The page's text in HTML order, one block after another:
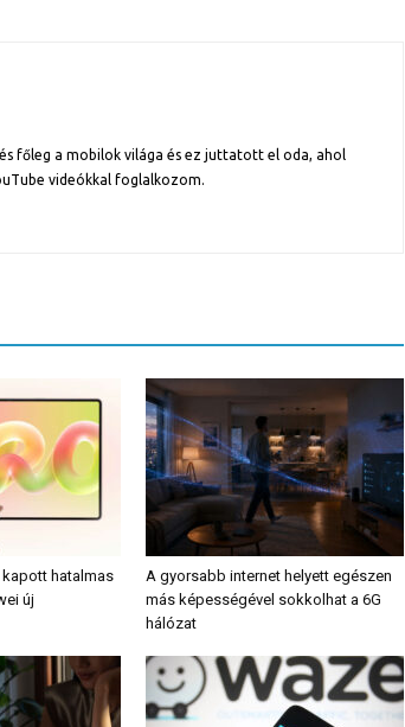
főleg a mobilok világa és ez juttatott el oda, ahol
videókkal foglalkozom.
hatalmas
új
A gyorsabb internet helyett egészen
más képességével sokkolhat a 6G
hálózat